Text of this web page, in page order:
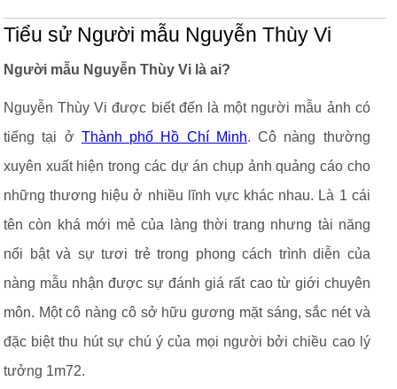
Tiểu sử Người mẫu Nguyễn Thùy Vi
Người mẫu Nguyễn Thùy Vi là ai?
Nguyễn Thùy Vi được biết đến là một người mẫu ảnh có
tiếng tại ở Thành phố Hồ Chí Minh. Cô nàng thường
xuyên xuất hiện trong các dự án chụp ảnh quảng cáo cho
những thương hiệu ở nhiều lĩnh vực khác nhau. Là 1 cái
tên còn khá mới mẻ của làng thời trang nhưng tài năng
nổi bật và sự tươi trẻ trong phong cách trình diễn của
nàng mẫu nhận được sự đánh giá rất cao từ giới chuyên
môn. Một cô nàng cô sở hữu gương mặt sáng, sắc nét và
đặc biệt thu hút sự chú ý của mọi người bởi chiều cao lý
tưởng 1m72.